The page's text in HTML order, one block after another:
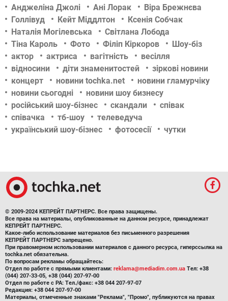
Анджеліна Джолі
Ані Лорак
Віра Брежнєва
Голлівуд
Кейт Міддлтон
Ксенія Собчак
Наталія Могілевська
Світлана Лобода
Тіна Кароль
Фото Філіп Кіркоров
Шоу-біз
актор
актриса вагітність
весілля
відносини
діти знаменитостей
зіркові новини
концерт
новини tochka.net
новини гламурчіку
новини сьогодні
новини шоу бизнесу
російський шоу-бізнес
скандали
співак
співачка
тб-шоу
телеведуча
український шоу-бізнес
фотосесії чутки
© 2009-2024 КЕПРЕЙТ ПАРТНЕРС. Все права защищены.
Все права на материалы, опубликованные на данном ресурсе, принадлежат
КЕПРЕЙТ ПАРТНЕРС.
Какое-либо использование материалов без письменного разрешения
КЕПРЕЙТ ПАРТНЕРС запрещено.
При правомерном использовании материалов с данного ресурса, гиперссылка на
tochka.net обязательна.
По вопросам рекламы обращайтесь:
Отдел по работе с прямыми клиентами: reklama@mediadim.com.ua Тел: +38
(044) 207-33-05, +38 (044) 207-97-00
Отдел по работе с РА: Тел./факс: +38 044 207-97-07
Редакция: +38 044 207-97-00
Материалы, отмеченные знаками "Реклама", "Промо", публикуются на правах